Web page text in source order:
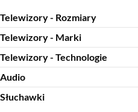
Telewizory - Rozmiary
Telewizory - Marki
Telewizory - Technologie
Audio
Słuchawki